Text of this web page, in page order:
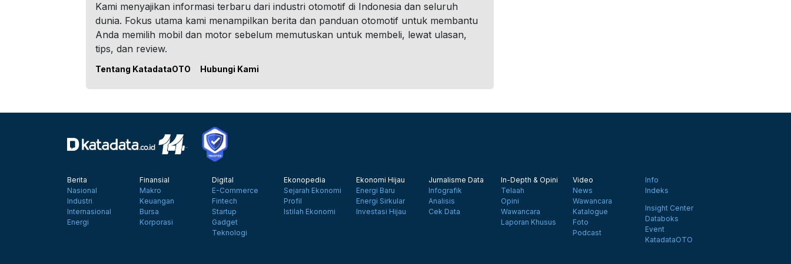
Kami menyajikan informasi terbaru dari industri otomotif di Indonesia dan seluruh
dunia. Fokus utama kami menampilkan berita dan panduan otomotif untuk membantu
Anda memilih mobil dan motor sebelum memutuskan untuk membeli, lewat ulasan,
tips, dan review.
Tentang KatadataOTO Hubungi Kami
Berita
Nasional
Industri
Internasional
Energi
Finansial
Makro
Keuangan
Bursa
Korporasi
Digital
E-Commerce
Fintech
Startup
Gadget
Teknologi
Ekonopedia
Sejarah Ekonomi
Profil
Istilah Ekonomi
Ekonomi Hijau
Energi Baru
Energi Sirkular
Investasi Hijau
Jurnalisme Data
Infografik
Analisis
Cek Data
In-Depth & Opini
Telaah
Opini
Wawancara
Laporan Khusus
Video
News
Wawancara
Katalogue
Foto
Podcast
Info
Indeks
Insight Center
Databoks
Event
KatadataOTO